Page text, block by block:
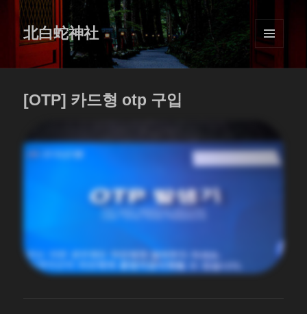
北白蛇神社
MENU
AND
[OTP] 카드형 otp 구입